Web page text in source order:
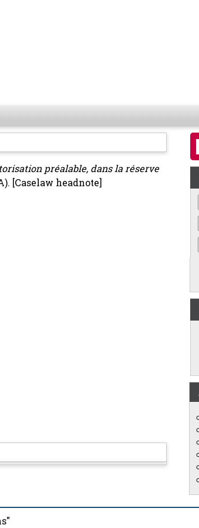
préalable, dans la réserve
[Caselaw headnote]